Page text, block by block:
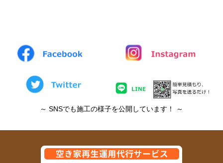
～ SNSでも施工の様子を公開しています！ ～